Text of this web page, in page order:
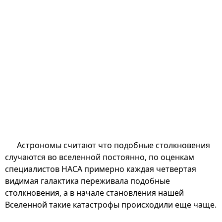
Астрономы считают что подобные столкновения
случаются во вселенной постоянно, по оценкам
специалистов НАСА примерно каждая четвертая
видимая галактика переживала подобные
столкновения, а в начале становления нашей
Вселенной такие катастрофы происходили еще чаще.